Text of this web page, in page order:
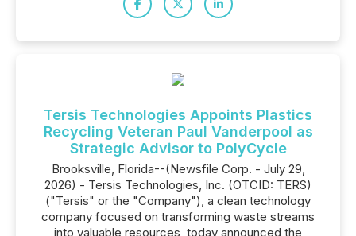
Tersis Technologies Appoints Plastics
Recycling Veteran Paul Vanderpool as
Strategic Advisor to PolyCycle
Brooksville, Florida--(Newsfile Corp. - July 29,
2026) - Tersis Technologies, Inc. (OTCID: TERS)
("Tersis" or the "Company"), a clean technology
company focused on transforming waste streams
into valuable resources, today announced the